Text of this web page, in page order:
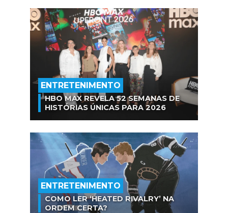
ENTRETENIMENTO
HBO MAX REVELA 52 SEMANAS DE
HISTÓRIAS ÚNICAS PARA 2026
ENTRETENIMENTO
COMO LER ‘HEATED RIVALRY’ NA
ORDEM CERTA?